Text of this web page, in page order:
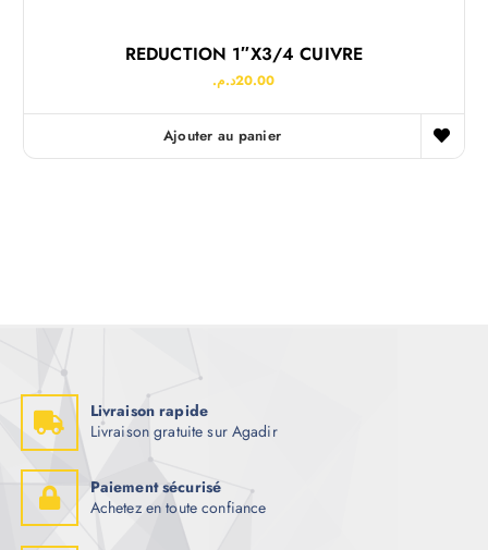
REDUCTION 1″x3/4 CUIVRE
20.00د.م.
Ajouter au panier
Livraison rapide
Livraison gratuite sur Agadir
Paiement sécurisé
Achetez en toute confiance